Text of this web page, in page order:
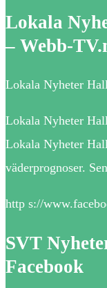
Lokala
– Webb-
Lokala Nyheter
Lokala Nyheter
Lokala Nyheter
väderprognoser.
http s://
SVT
Facebook